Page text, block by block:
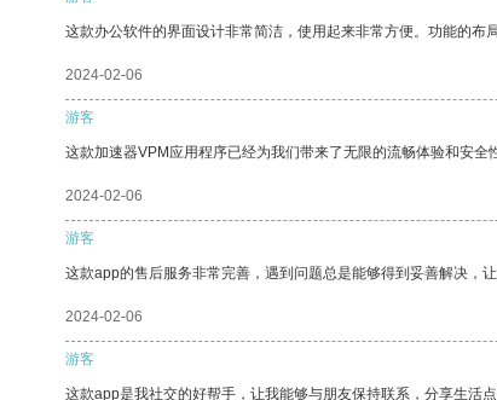
这款办公软件的界面设计非常简洁，使用起来非常方便。功能的布
2024-02-06
游客
这款加速器VPM应用程序已经为我们带来了无限的流畅体验和安全
2024-02-06
游客
这款app的售后服务非常完善，遇到问题总是能够得到妥善解决，让
2024-02-06
游客
这款app是我社交的好帮手，让我能够与朋友保持联系，分享生活点